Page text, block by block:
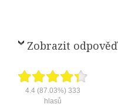
Zobrazit odpověď
4.4 (87.03%) 333
hlasů